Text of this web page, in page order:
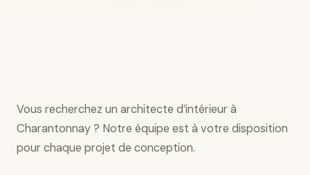
Vous recherchez un architecte d’intérieur à
Charantonnay ? Notre équipe est à votre disposition
pour chaque projet de conception.